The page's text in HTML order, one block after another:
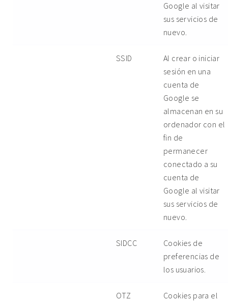
Google al visitar
sus servicios de
nuevo.
SSID
Al crear o iniciar
sesión en una
cuenta de
Google se
almacenan en su
ordenador con el
fin de
permanecer
conectado a su
cuenta de
Google al visitar
sus servicios de
nuevo.
SIDCC
Cookies de
preferencias de
los usuarios.
OTZ
Cookies para el